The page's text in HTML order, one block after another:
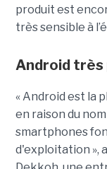
produit est
très sensible à
Android très
« Android est la
en raison du
smartphones
d'exploitation »,